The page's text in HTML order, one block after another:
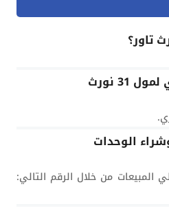
ما هو المطور العقاري لمول 31 نورث
الوحدات
من خلال الرقم التالي: